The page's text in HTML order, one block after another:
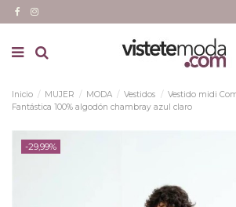
Inicio MUJER MODA Vestidos
Vestido midi
Fantástica 100% algodón chambray azul claro
-29,99%